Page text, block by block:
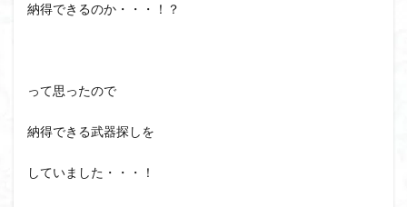
納得できるのか・・・！？
って思ったので
納得できる武器探しを
していました・・・！